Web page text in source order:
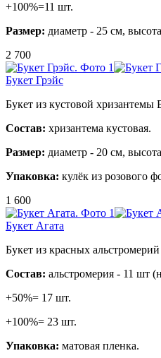
+100%=11 шт.
Размер: диаметр - 25 см,
2 700
Букет Грэйс
Букет из кустовой хризантемы
Состав: хризантема кустовая.
Размер: диаметр - 20 см,
Упаковка: кулёк из розового
1 600
Букет Агата
Букет из красных
Состав: альстромерия - 11 шт
+50%= 17 шт.
+100%= 23 шт.
Упаковка: матовая пленка.